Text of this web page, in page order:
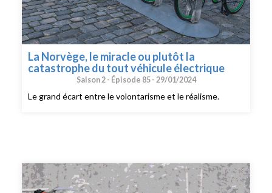
La Norvège, le miracle ou plutôt la
catastrophe du tout véhicule électrique
Saison 2 - Épisode 85 - 29/01/2024
Le grand écart entre le volontarisme et le réalisme.